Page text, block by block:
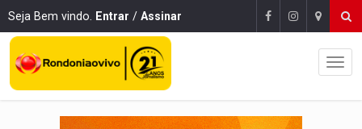
Seja Bem vindo. Entrar / Assinar